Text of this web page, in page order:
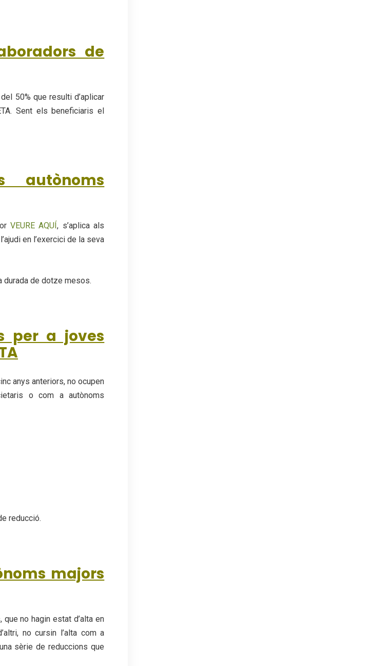
de
50% que resulti d’aplicar
Sent els beneficiaris el
autònoms
VEURE AQUÍ, s’aplica als
en l’exercici de la seva
durada de dotze mesos.
per a joves
anys anteriors, no ocupen
o com a autònoms
reducció.
majors
no hagin estat d’alta en
no cursin l’alta com a
sèrie de reduccions que